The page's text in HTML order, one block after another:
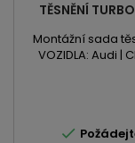
TĚSNĚNÍ
Montážní sada
VOZIDLA: Audi |
Skoda |
Caliber |
Outlander | Altea I |
Golf | Jetta |
